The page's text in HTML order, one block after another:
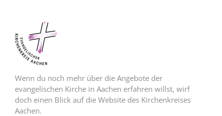
Wenn du noch mehr über die Angebote der
evangelischen Kirche in Aachen erfahren willst, wirf
doch einen Blick auf die Website des Kirchenkreises
Aachen.